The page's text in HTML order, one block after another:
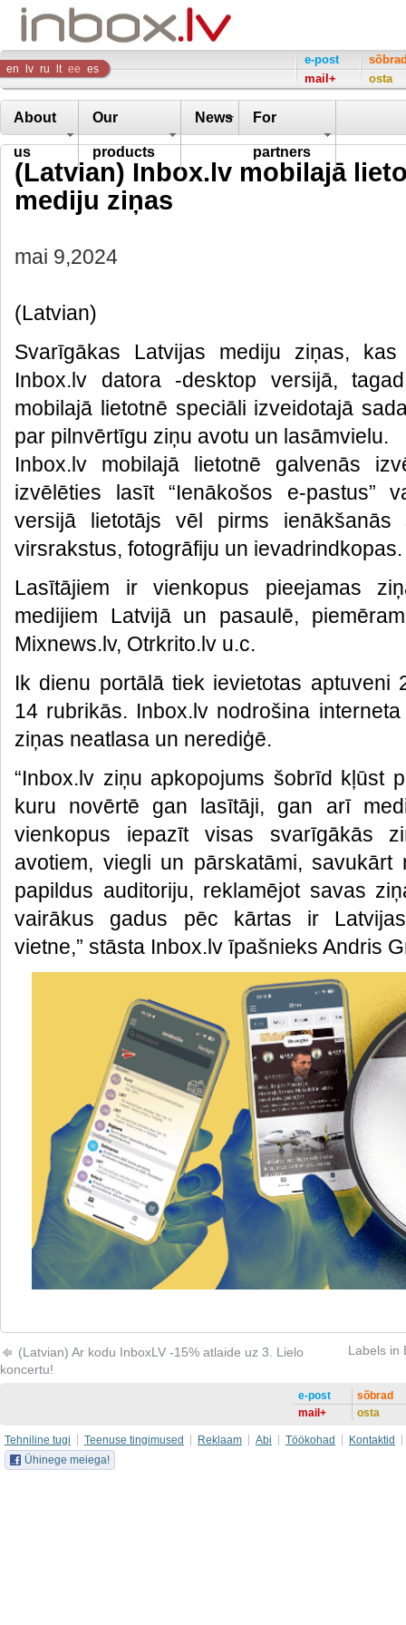
Inbox
Company
en lv ru lt ee es
e-post
mail+
osta
About
us
Our
products
News For
partners
(Latvian) Inbox.lv mobilajā
mediju ziņas
mai 9,2024
(Latvian)
Svarīgākas Latvijas mediju ziņas,
Inbox.lv datora -desktop versijā,
mobilajā lietotnē speciāli izveidotajā
par pilnvērtīgu ziņu avotu un lasāmvielu.
Inbox.lv mobilajā lietotnē galvenās
izvēlēties lasīt “Ienākošos e-pastus”
versijā lietotājs vēl pirms
virsrakstus, fotogrāfiju un ievadrindkopas.
Lasītājiem ir vienkopus pieejamas
medijiem Latvijā un pasaulē,
Mixnews.lv, Otrkrito.lv u.c.
Ik dienu portālā tiek ievietotas aptuveni
14 rubrikās. Inbox.lv nodrošina
ziņas neatlasa un nerediģē.
“Inbox.lv ziņu apkopojums šobrīd kļūst
kuru novērtē gan lasītāji, gan arī
vienkopus iepazīt visas svarīgākās
avotiem, viegli un pārskatāmi,
papildus auditoriju, reklamējot savas
vairākus gadus pēc kārtas ir
vietne,” stāsta Inbox.lv īpašnieks Andris
(Latvian) Ar kodu InboxLV -15% atlaide uz 3. Lielo
koncertu!
Labels in
e-post
mail+
sõbrad
osta
Tehniline tugi Teenuse tingimused Reklaam Abi Töökohad
Kontaktid
Ühinege meiega!